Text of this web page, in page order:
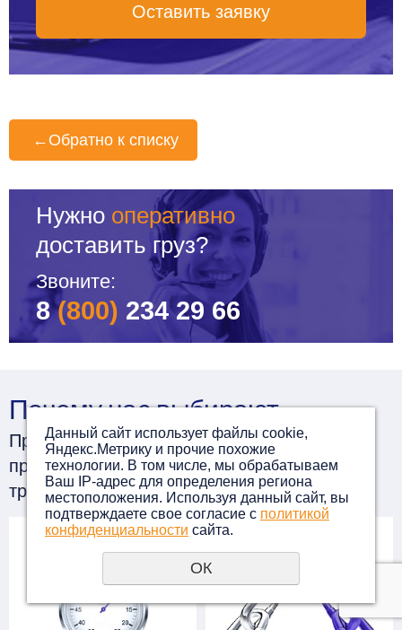
Оставить заявку
← Обратно к списку
Нужно оперативно
доставить груз?
Звоните:
8(800) 234 29 66
Почему нас выбирают
Представляем основные конкурентные
преимущества, которые выделяют нашу
транспортную компанию
Данный сайт использует файлы cookie,
Яндекс.Метрику и прочие похожие
технологии. В том числе, мы обрабатываем
Ваш IP-адрес для определения региона
местоположения. Используя данный сайт, вы
подтверждаете свое согласие с политикой
конфиденциальности сайта.
ОК